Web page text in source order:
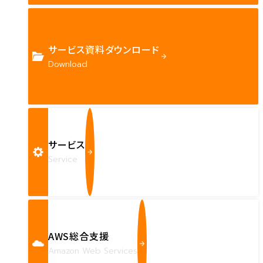
サービス資料ダウンロード
Download
サービス
Service
AWS総合支援
Amazon Web Services